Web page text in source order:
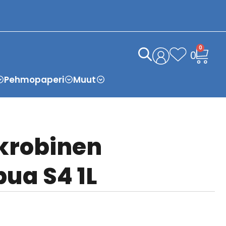
0
0
Pehmopaperi Muut
S4 1L